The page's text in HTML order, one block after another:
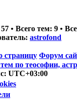
57 • Всего тем: 9 •
astrofond
страницу Форум
по теософии,
UTC+03:00